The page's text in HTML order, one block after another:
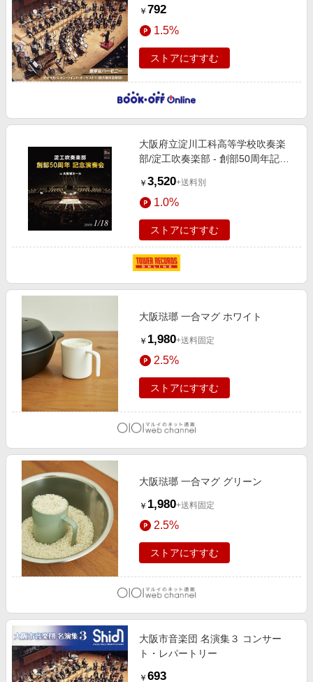
￥ 792
1.5%
ストアにすすむ
大阪府立淀川工科高等学校吹奏楽
部/淀工吹奏楽部 - 創部50周年記念
25022]
￥ 3,520+送料別
1.0%
ストアにすすむ
大阪琺瑯 一合マグ ホワイト
￥ 1,980+送料固定
2.5%
ストアにすすむ
大阪琺瑯 一合マグ グリーン
￥ 1,980+送料固定
2.5%
ストアにすすむ
大阪市音楽団 名演集３ コンサー
ト・レパートリー
￥ 693